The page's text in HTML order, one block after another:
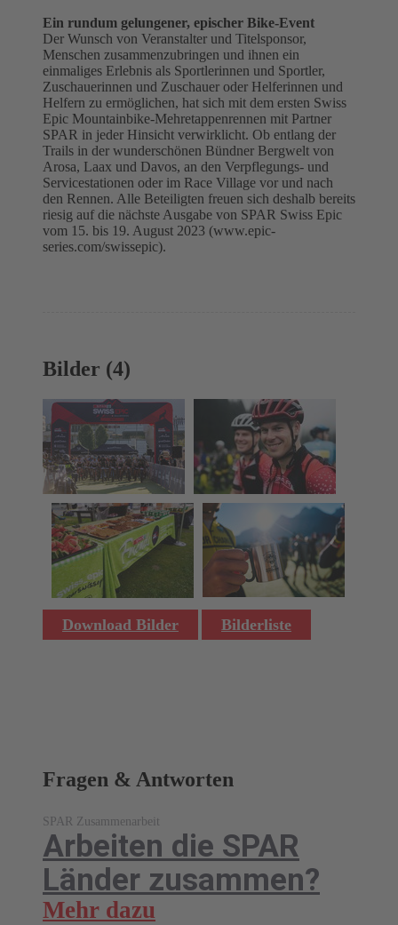
Ein rundum gelungener, epischer Bike-Event
Der Wunsch von Veranstalter und Titelsponsor,
Menschen zusammenzubringen und ihnen ein
einmaliges Erlebnis als Sportlerinnen und Sportler,
Zuschauerinnen und Zuschauer oder Helferinnen und
Helfern zu ermöglichen, hat sich mit dem ersten Swiss
Epic Mountainbike-Mehretappenrennen mit Partner
SPAR in jeder Hinsicht verwirklicht. Ob entlang der
Trails in der wunderschönen Bündner Bergwelt von
Arosa, Laax und Davos, an den Verpflegungs- und
Servicestationen oder im Race Village vor und nach
den Rennen. Alle Beteiligten freuen sich deshalb bereits
riesig auf die nächste Ausgabe von SPAR Swiss Epic
vom 15. bis 19. August 2023 (www.epic-
series.com/swissepic).
Bilder (4)
Download Bilder Bilderliste
Fragen & Antworten
SPAR Zusammenarbeit
Arbeiten die SPAR
Länder zusammen?
Mehr dazu